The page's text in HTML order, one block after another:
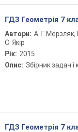
ГДЗ Геометрія 7
Автори: А. Г.
С. Якір
Рік: 2015
Опис: Збірник задач і
ГДЗ Геометрія 7